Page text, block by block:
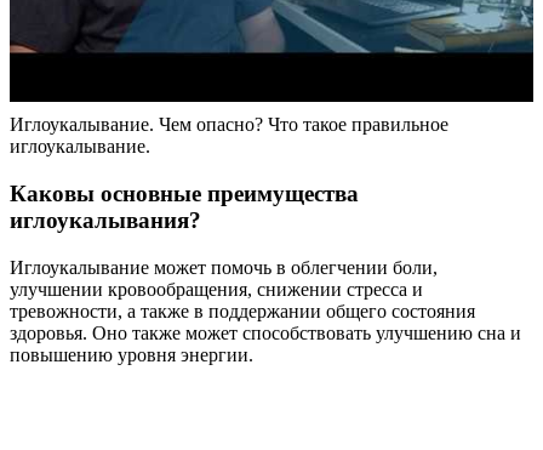
Иглоукалывание. Чем опасно? Что такое правильное
иглоукалывание.
Каковы основные преимущества
иглоукалывания?
Иглоукалывание может помочь в облегчении боли,
улучшении кровообращения, снижении стресса и
тревожности, а также в поддержании общего состояния
здоровья. Оно также может способствовать улучшению сна и
повышению уровня энергии.